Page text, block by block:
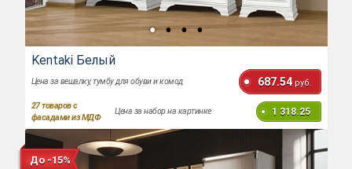
Kentaki Белый
Цена за вешалку, тумбу для обуви и комод 687.54 руб.
27товаров с
фасадами из МДФ
Цена за набор на картинке 1 318.25
До -15%